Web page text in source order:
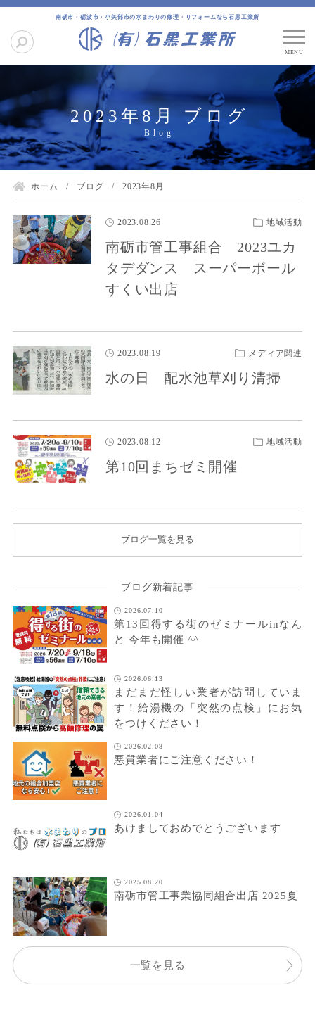
南砺市・砺波市・小矢部市の水まわりの修理・リフォームなら石黒工業所
2023年8月 ブログ
ホーム ブログ 2023年8月
2023.08.26 地域活動
南砺市管工事組合 2023ユカ
タデダンス スーパーボール
すくい出店
2023.08.19 メディア関連
水の日 配水池草刈り清掃
2023.08.12 地域活動
第10回まちゼミ開催
ブログ一覧を見る
ブログ新着記事
2026.07.10
第13回得する街のゼミナールinなん
と 今年も開催 ^^
2026.06.13
まだまだ怪しい業者が訪問していま
す！給湯機の「突然の点検」にお気
をつけください！
2026.02.08
悪質業者にご注意ください！
2026.01.04
あけましておめでとうございます
2025.08.20
南砺市管工事業協同組合出店 2025夏
一覧を見る